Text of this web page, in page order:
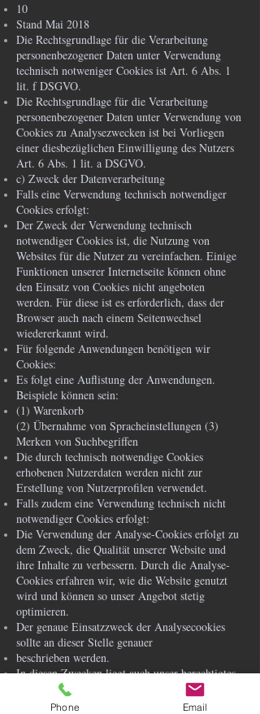
10
Stand Mai 2018
Die Rechtsgrundlage für die Verarbeitung
personenbezogener Daten unter Verwendung
technisch notweniger Cookies ist Art. 6 Abs. 1
lit. f DSGVO.
Die Rechtsgrundlage für die Verarbeitung
personenbezogener Daten unter Verwendung von
Cookies zu Analysezwecken ist bei Vorliegen
einer diesbezüglichen Einwilligung des Nutzers
Art. 6 Abs. 1 lit. a DSGVO.
c) Zweck der Datenverarbeitung
Falls eine Verwendung technisch notwendiger
Cookies erfolgt:
Der Zweck der Verwendung technisch
notwendiger Cookies ist, die Nutzung von
Websites für die Nutzer zu vereinfachen. Einige
Funktionen unserer Internetseite können ohne
den Einsatz von Cookies nicht angeboten
werden. Für diese ist es erforderlich, dass der
Browser auch nach einem Seitenwechsel
wiedererkannt wird.
Für folgende Anwendungen benötigen wir
Cookies:
Es folgt eine Auflistung der Anwendungen.
Beispiele können sein:
(1) Warenkorb
(2) Übernahme von Spracheinstellungen (3)
Merken von Suchbegriffen
Die durch technisch notwendige Cookies
erhobenen Nutzerdaten werden nicht zur
Erstellung von Nutzerprofilen verwendet.
Falls zudem eine Verwendung technisch nicht
notwendiger Cookies erfolgt:
Die Verwendung der Analyse-Cookies erfolgt zu
dem Zweck, die Qualität unserer Website und
ihre Inhalte zu verbessern. Durch die Analyse-
Cookies erfahren wir, wie die Website genutzt
wird und können so unser Angebot stetig
optimieren.
Der genaue Einsatzzweck der Analysecookies
sollte an dieser Stelle genauer
beschrieben werden.
In diesen Zwecken liegt auch unser berechtigtes
Interesse in der Verarbeitung der
personenbezogenen Daten nach Art. 6 Abs. 1 lit.
Phone Email